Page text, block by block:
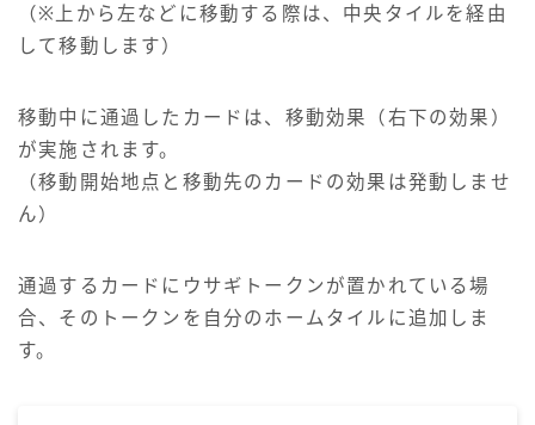
（※上から左などに移動する際は、中央タイルを経由
して移動します）
移動中に通過したカードは、移動効果（右下の効果）
が実施されます。
（移動開始地点と移動先のカードの効果は発動しませ
ん）
通過するカードにウサギトークンが置かれている場
合、そのトークンを自分のホームタイルに追加しま
す。